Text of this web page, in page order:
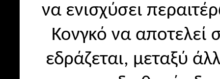
να ενισχύσει
Κονγκό να αποτελεί
εδράζεται, μεταξύ